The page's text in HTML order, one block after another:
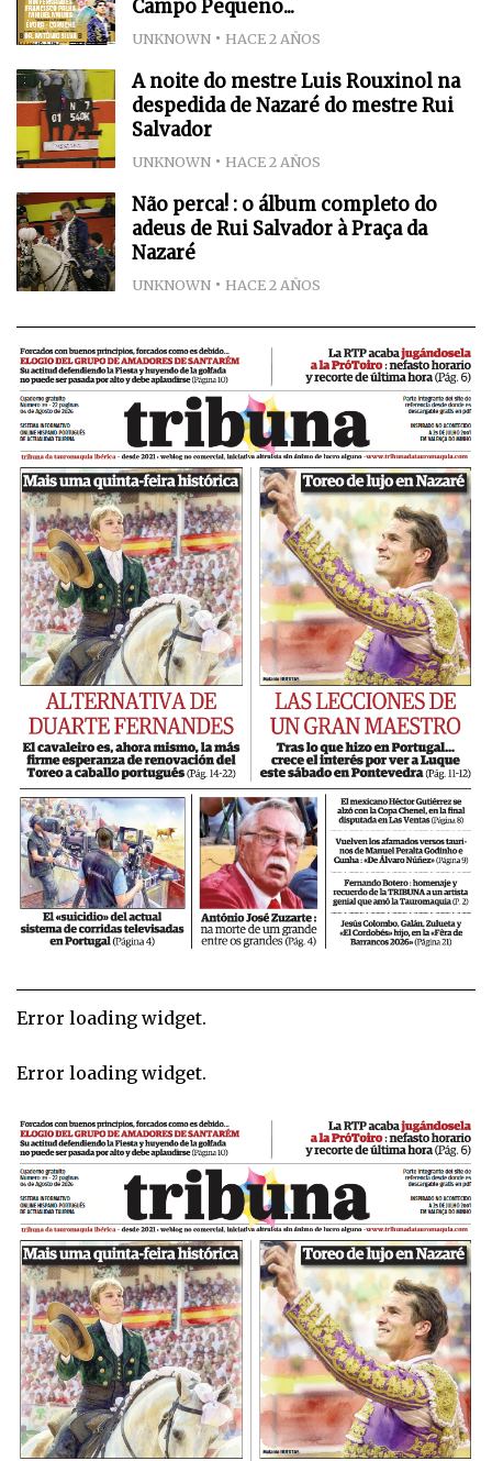
Campo Pequeno...
UNKNOWN HACE 2 AÑOS
A noite do mestre Luis Rouxinol na
despedida de Nazaré do mestre Rui
Salvador
UNKNOWN HACE 2 AÑOS
Não perca! : o álbum completo do
adeus de Rui Salvador à Praça da
Nazaré
UNKNOWN HACE 2 AÑOS
Error loading widget.
Error loading widget.